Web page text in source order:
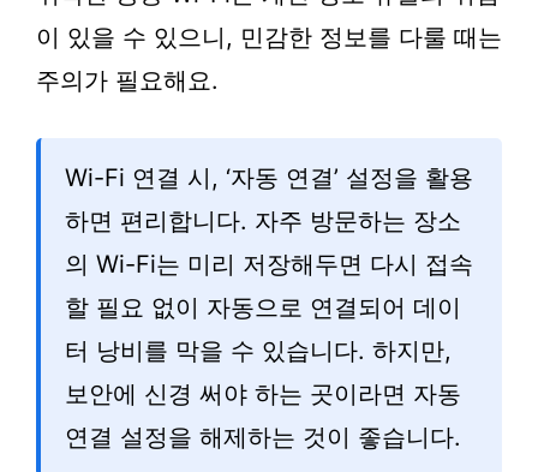
이 있을 수 있으니, 민감한 정보를 다룰 때는
주의가 필요해요.
Wi-Fi 연결 시, ‘자동 연결’ 설정을 활용
하면 편리합니다. 자주 방문하는 장소
의 Wi-Fi는 미리 저장해두면 다시 접속
할 필요 없이 자동으로 연결되어 데이
터 낭비를 막을 수 있습니다. 하지만,
보안에 신경 써야 하는 곳이라면 자동
연결 설정을 해제하는 것이 좋습니다.